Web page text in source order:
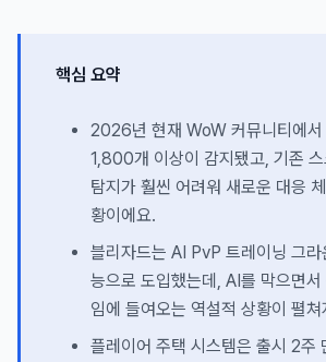
핵심 요약
2026년 현재 WoW 커뮤니티에서
1,800개 이상이 감지됐고, 기존
탐지가 훨씬 어려워 새로운 대응
황이에요.
블리자드는 AI PvP 트레이닝 그라
능으로 도입했는데, AI를 막으면서
임에 들여오는 역설적 상황이 펼
플레이어 주택 시스템은 출시 2주